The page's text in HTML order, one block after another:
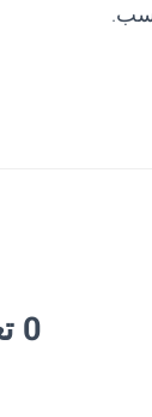
0 تعليق